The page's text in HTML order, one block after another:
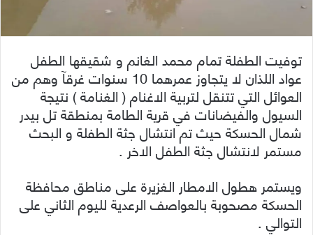
توفيت الطفلة تمام محمد الغانم و شقيقها الطفل
عواد اللذان لا يتجاوز عمرهما 10 سنوات غرقآ وهم من
العوائل التي تتنقل لتربية الاغنام ( الغنامة ) نتيجة
السيول والفيضانات في قرية الطامة بمنطقة تل بيدر
شمال الحسكة حيث تم انتشال جثة الطفلة و البحث
مستمر لانتشال جثة الطفل الاخر .
ويستمر هطول الامطار الغزيرة على مناطق محافظة
الحسكة مصحوبة بالعواصف الرعدية لليوم الثاني على
التوالي .